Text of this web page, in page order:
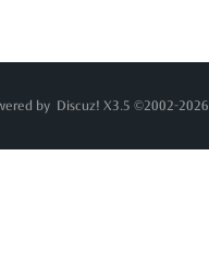
by Discuz! X3.5 ©2002-2026